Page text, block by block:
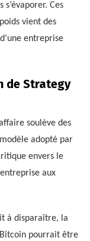
Ces
vient des
entreprise
de Strategy
soulève des
adopté par
envers le
aux
à disparaître, la
pourrait être